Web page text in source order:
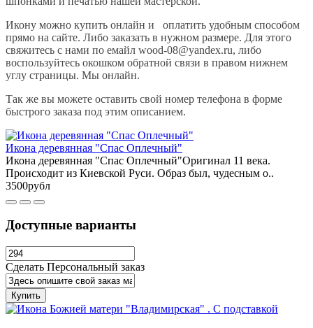
Икону можно купить онлайн и оплатить удобным способом
прямо на сайте. Либо заказать в нужном размере. Для этого
свяжитесь с нами по емайл wood-08@yandex.ru, либо
воспользуйтесь окошком обратной связи в правом нижнем
углу страницы. Мы онлайн.
Так же вы можете оставить свой номер телефона в форме
быстрого заказа под этим описанием.
Икона деревянная "Спас Оплечный"
Икона деревянная "Спас Оплечный"Оригинал 11 века.
Происходит из Киевской Руси. Образ был, чудесным о..
3500рубл
Доступные варианты
Сделать Персональный заказ
Купить